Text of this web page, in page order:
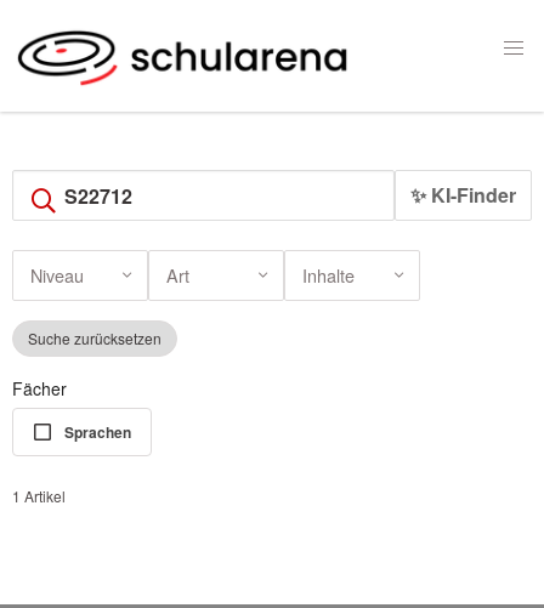
✨ KI-Finder
Niveau Art Inhalte
Suche zurücksetzen
Fächer
Sprachen
1 Artikel